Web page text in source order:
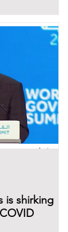
is shirking